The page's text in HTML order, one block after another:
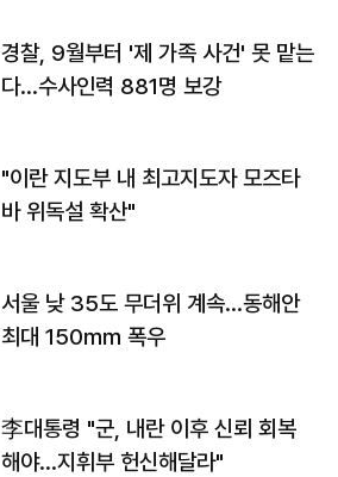
경찰, 9월부터 '제 가족 사건' 못 맡는
다…수사인력 881명 보강
"이란 지도부 내 최고지도자 모즈타
바 위독설 확산"
서울 낮 35도 무더위 계속…동해안
최대 150㎜ 폭우
李대통령 "군, 내란 이후 신뢰 회복
해야…지휘부 헌신해달라"